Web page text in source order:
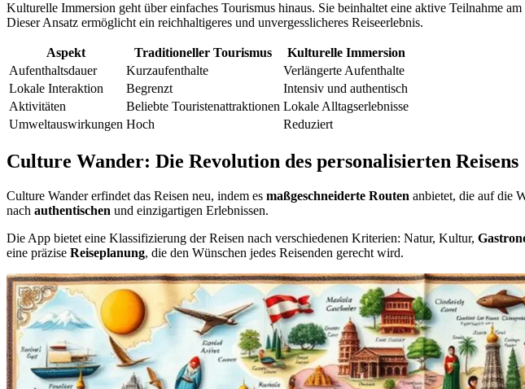
Kulturelle Immersion geht über einfaches Tourismus hinaus. Sie beinhaltet eine aktive Teilnahme
Dieser Ansatz ermöglicht ein reichhaltigeres und unvergesslicheres Reiseerlebnis.
Aspekt Traditioneller Tourismus
Kulturelle Immersion
Aufenthaltsdauer
Kurzaufenthalte
Verlängerte Aufenthalte
Lokale Interaktion
Begrenzt
Intensiv und authentisch
Aktivitäten
Beliebte Touristenattraktionen Lokale Alltags­erlebnisse
Umweltauswirkungen Hoch Reduziert
Culture Wander: Die Revolution des personalisierten Reisens
Culture Wander erfindet das Reisen neu, indem es maßgeschneiderte Routen anbietet, die auf die
nach authentischen und einzigartigen Erlebnissen.
Die App bietet eine Klassifizierung der Reisen nach verschiedenen Kriterien: Natur, Kultur,
eine präzise Reiseplanung, die den Wünschen jedes Reisenden gerecht wird.